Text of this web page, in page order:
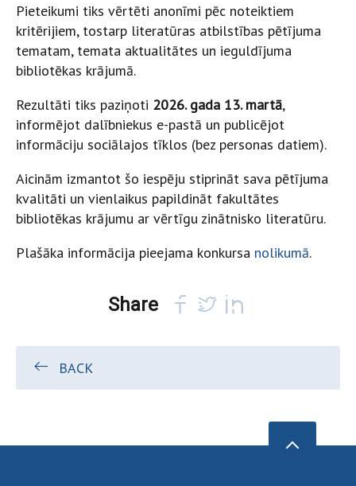
Pieteikumi tiks vērtēti anonīmi pēc noteiktiem
kritērijiem, tostarp literatūras atbilstības pētījuma
tematam, temata aktualitātes un ieguldījuma
bibliotēkas krājumā.
Rezultāti tiks paziņoti 2026. gada 13. martā,
informējot dalībniekus e-pastā un publicējot
informāciju sociālajos tīklos (bez personas datiem).
Aicinām izmantot šo iespēju stiprināt sava pētījuma
kvalitāti un vienlaikus papildināt fakultātes
bibliotēkas krājumu ar vērtīgu zinātnisko literatūru.
Plašāka informācija pieejama konkursa nolikumā.
Share
BACK